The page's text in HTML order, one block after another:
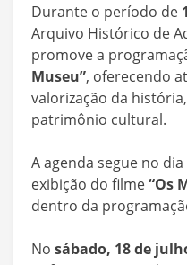
Durante o período de
Arquivo Histórico de
promove a
Museu”, oferecendo
valorização da
patrimônio cultural.
A agenda segue no dia
exibição do filme“Os
dentro da
No sábado, 18 de